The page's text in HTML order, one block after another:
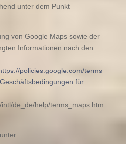
unter dem Punkt
von Google Maps sowie der
Informationen nach den
policies.google.com/terms
Geschäftsbedingungen für
de_de/help/terms_maps.htm